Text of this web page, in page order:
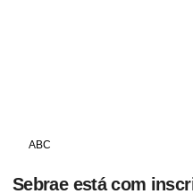
ABC
Sebrae está com